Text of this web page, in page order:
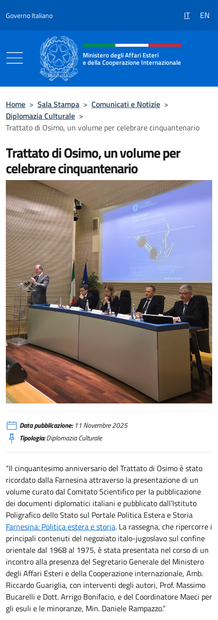
Governo Italiano IT EN
Intestazione sito, social e menù
Ministero degli Affari Esteri
e della Cooperazione Internazionale
Home > Sala Stampa > Comunicati e Notizie >
Diplomazia Culturale >
Trattato di Osimo, un volume per celebrare cinquantenario
Trattato di Osimo, un volume per
celebrare cinquantenario
Trattato di Osimo, un volume per celebrare cinquantenario
Data pubblicazione:11 Novembre 2025
Tipologia:Diplomazia Culturale
“Il cinquantesimo anniversario del Trattato di Osimo è stato
ricordato dalla Farnesina attraverso la presentazione di un
volume curato dal Comitato Scientifico per la pubblicazione
dei documenti diplomatici italiani e pubblicato dall’Istituto
Poligrafico dello Stato sul Portale Politica Estera e Storia
Farnesina: Politica estera e storia. La rassegna, che ripercorre i
principali contenuti del negoziato italo-jugoslavo sul confine
orientale dal 1968 al 1975, è stata presentata nel corso di un
incontro alla presenza del Segretario Generale del Ministero
degli Affari Esteri e della Cooperazione internazionale, Amb.
Riccardo Guariglia, con interventi degli autori, Prof. Massimo
Bucarelli e Dott. Arrigo Bonifacio, e del Coordinatore Maeci per
gli esuli e le minoranze, Min. Daniele Rampazzo.”